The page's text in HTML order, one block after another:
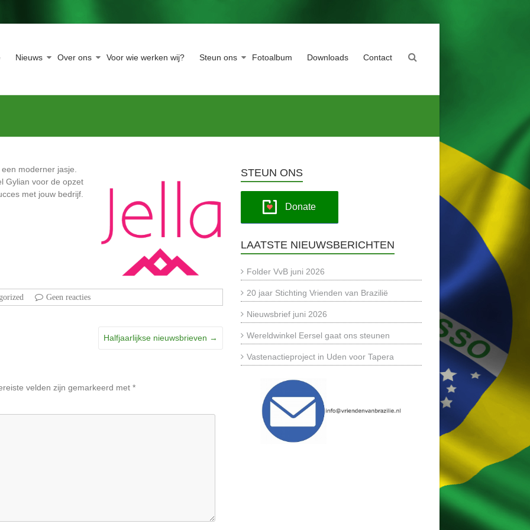
Nieuws Over ons Voor wie werken wij? Steun ons Fotoalbum Downloads Contact
moderner jasje.
Gylian voor de opzet
met jouw bedrijf.
Geen reacties
Halfjaarlijkse nieuwsbrieven →
velden zijn gemarkeerd met *
STEUN ONS
Donate
LAATSTE NIEUWSBERICHTEN
Folder VvB juni 2026
20 jaar Stichting Vrienden van Brazilië
Nieuwsbrief juni 2026
Wereldwinkel Eersel gaat ons steunen
Vastenactieproject in Uden voor Tapera